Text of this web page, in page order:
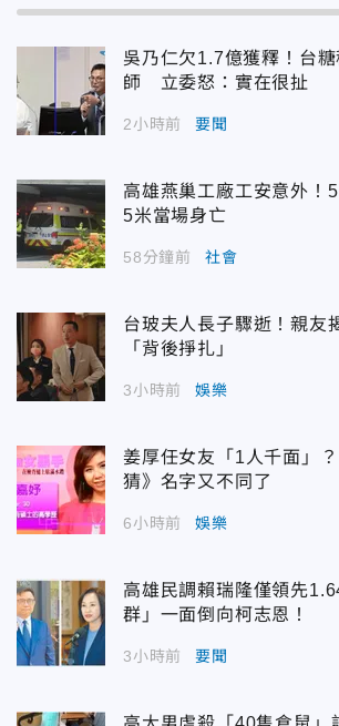
吳乃仁欠1.7億獲釋！台
師 立委怒：實在很扯
2小時前 要聞
高雄燕巢工廠工安意外！
5米當場身亡
58分鐘前 社會
台玻夫人長子驟逝！親友
「背後掙扎」
3小時前 娛樂
姜厚任女友「1人千面」
猜》名字又不同了
6小時前 娛樂
高雄民調賴瑞隆僅領先
群」一面倒向柯志恩！
3小時前 要聞